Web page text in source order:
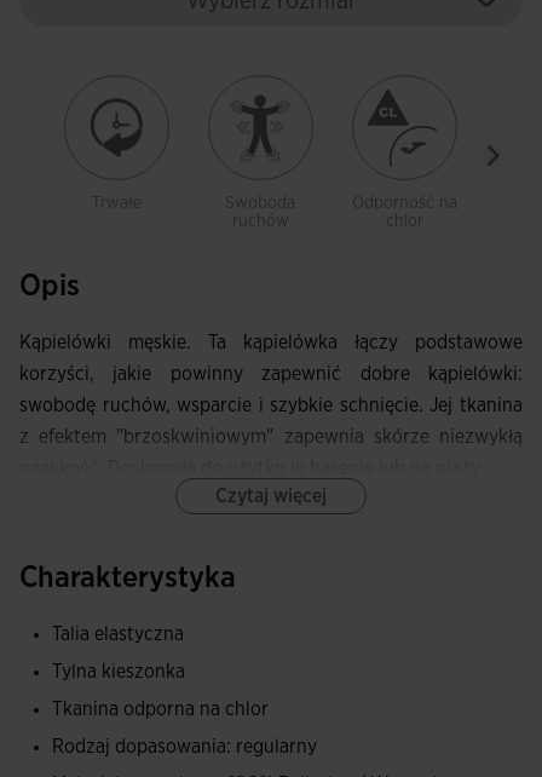
Trwałe
Swoboda
ruchów
Odporność na
chlor
Opis
Kąpielówki męskie. Ta kąpielówka łączy podstawowe
korzyści, jakie powinny zapewnić dobre kąpielówki:
swobodę ruchów, wsparcie i szybkie schnięcie. Jej tkanina
z efektem "brzoskwiniowym" zapewnia skórze niezwykłą
wyposażona jest w tylne kieszenie z rzepem.
Wykonana z tkaniny szybkoschnącej i o wysokiej
odporności na chlor, z dodatkową podszewką z siateczki.
Projekt z różnorodnymi letnimi nadrukami, łączącymi różne
wzory z jaskrawymi kolorami.
Czytaj więcej
Charakterystyka
Talia elastyczna
Tylna kieszonka
Tkanina odporna na chlor
Rodzaj dopasowania: regularny